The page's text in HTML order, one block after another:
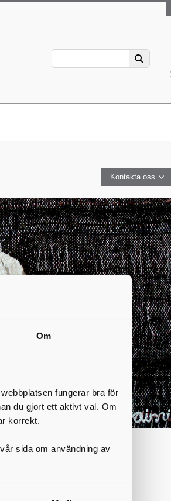
Om
fungerar bra för
du gjort ett aktivt val. Om
korrekt.
sida om användning av
Kontakta oss